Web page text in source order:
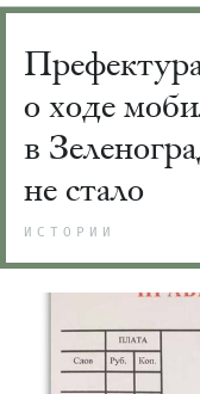
о ходе
в
не стало
ИСТОРИИ